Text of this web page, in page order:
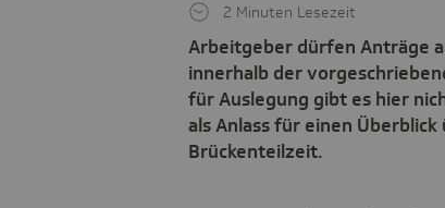
Arbeitgeber dürfen Anträge
innerhalb der
für Auslegung gibt es hier
als Anlass für einen
Brückenteilzeit.
2 Minuten Lesezeit